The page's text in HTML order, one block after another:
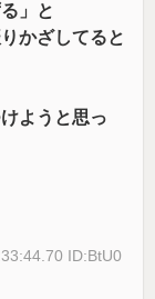
」と
かざしてると
ようと思っ
ID:BtU0